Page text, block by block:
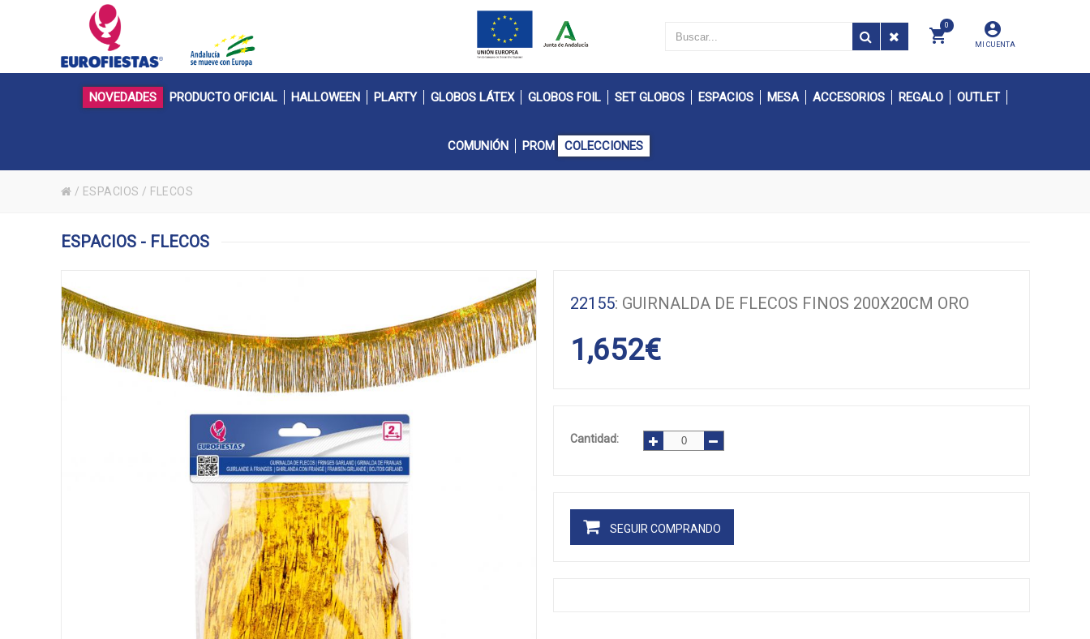
MI CUENTA
0
NOVEDADES PRODUCTO OFICIAL HALLOWEEN PLARTY GLOBOS LÁTEX GLOBOS FOIL SET GLOBOS ESPACIOS MESA ACCESORIOS REGALO OUTLET
COMUNIÓN PROM COLECCIONES
/ ESPACIOS / FLECOS
ESPACIOS - FLECOS
22155: GUIRNALDA DE FLECOS FINOS 200X20CM ORO
1,652€
Cantidad:
SEGUIR COMPRANDO